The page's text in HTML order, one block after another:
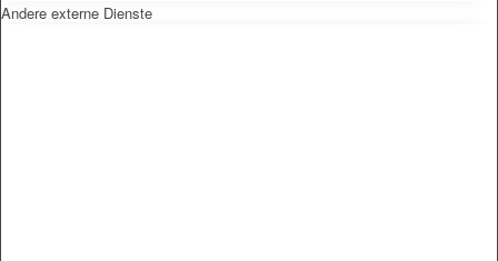
Andere externe Dienste